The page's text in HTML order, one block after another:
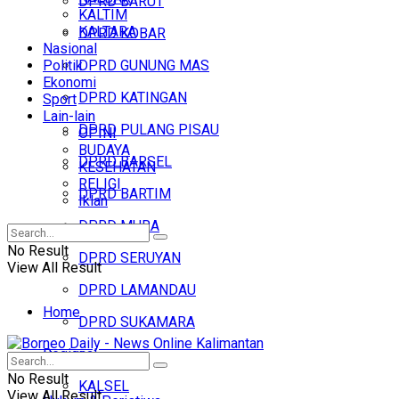
DPRD KOBAR
DPRD GUNUNG MAS
DPRD KATINGAN
DPRD PULANG PISAU
DPRD BARSEL
DPRD BARTIM
DPRD MURA
DPRD SERUYAN
DPRD LAMANDAU
DPRD SUKAMARA
Regional
KALSEL
KALTIM
KALTARA
Nasional
Politik
Ekonomi
Sport
Lain-lain
OPINI
BUDAYA
KESEHATAN
RELIGI
Iklan
No Result
View All Result
Home
Headline
No Result